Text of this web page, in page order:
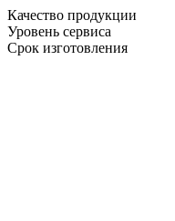
Качество продукции
Уровень сервиса
Срок изготовления